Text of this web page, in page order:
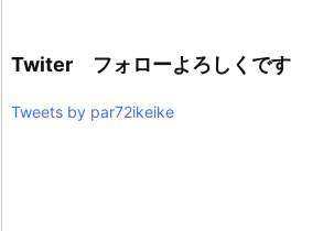
Twiter フォローよろしくです
Tweets by par72ikeike